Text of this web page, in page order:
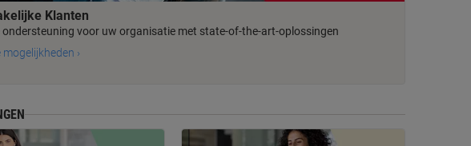
Klanten
ondersteuning voor uw organisatie met state-of-the-art-oplossingen
mogelijkheden ›